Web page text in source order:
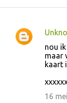
R
nou
maar
kaart
16